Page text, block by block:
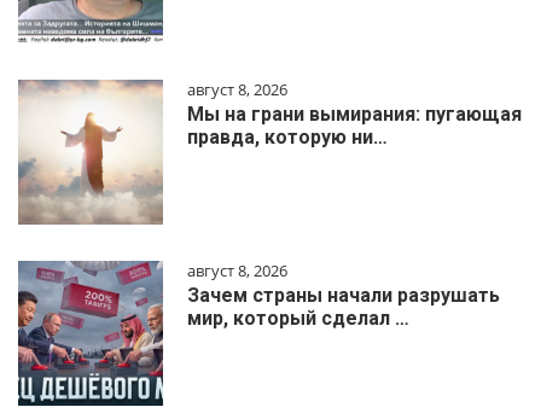
август 8, 2026
Мы на грани вымирания: пугающая
правда, которую ни…
август 8, 2026
Зачем страны начали разрушать
мир, который сделал …